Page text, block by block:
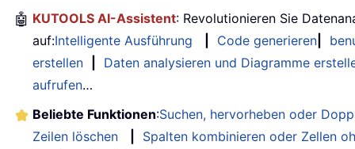
🤖 KUTOOLS AI-Assistent: Revolutionieren Sie
auf:Intelligente Ausführung Code generieren
erstellen
Daten analysieren und Diagramme
aufrufen…
Beliebte Funktionen:Suchen, hervorheben oder
Zeilen löschen
Spalten kombinieren oder Zellen